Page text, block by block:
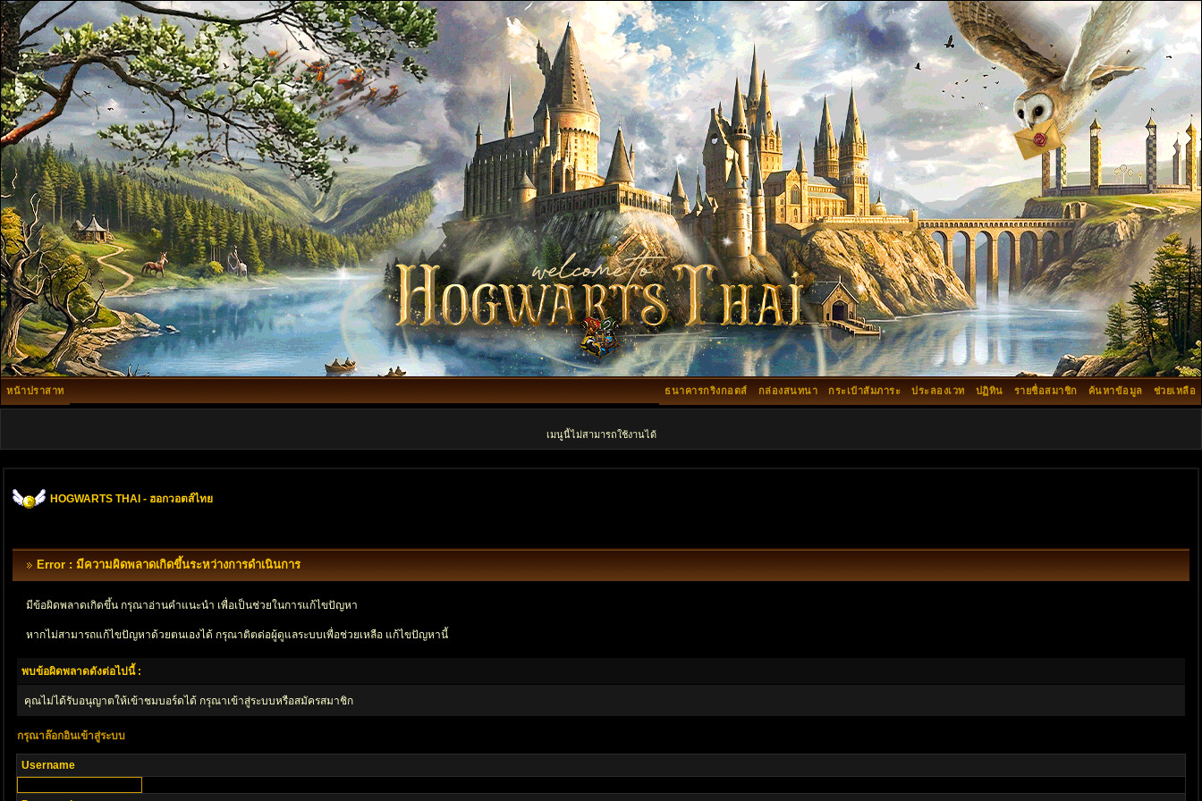
หน้าปราสาท ช่วยเหลือ
ค้นหาข้อมูล
รายชื่อสมาชิก
ปฏิทิน
ประลองเวท
กระเป๋าสัมภาระ
กล่องสนทนา
ธนาคารกริงกอตส์
เมนูนี้ไม่สามารถใช้งานได้
HOGWARTS THAI - ฮอกวอตส์ไทย
Error : มีความผิดพลาดเกิดขึ้นระหว่างการดำเนินการ
มีข้อผิดพลาดเกิดขึ้น กรุณาอ่านคำแนะนำ เพื่อเป็นช่วยในการแก้ไขปัญหา
หากไม่สามารถแก้ไขปัญหาด้วยตนเองได้ กรุณาติตด่อผู้ดูแลระบบเพื่อช่วยเหลือ แก้ไขปัญหานี้
พบข้อผิดพลาดดังต่อไปนี้ :
คุณไม่ได้รับอนุญาตให้เข้าชมบอร์ดได้ กรุณาเข้าสู่ระบบหรือสมัครสมาชิก
กรุณาล๊อกอินเข้าสู่ระบบ
Username